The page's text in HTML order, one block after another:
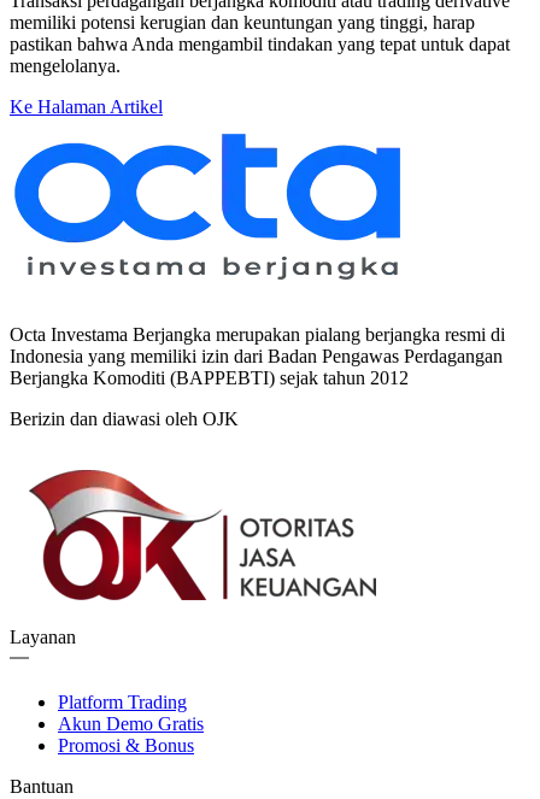
memiliki potensi kerugian dan keuntungan yang tinggi, harap
pastikan bahwa Anda mengambil tindakan yang tepat untuk dapat
mengelolanya.
Ke Halaman Artikel
Octa Investama Berjangka merupakan pialang berjangka resmi di
Indonesia yang memiliki izin dari Badan Pengawas Perdagangan
Berjangka Komoditi (BAPPEBTI) sejak tahun 2012
Berizin dan diawasi oleh OJK
Layanan
Platform Trading
Akun Demo Gratis
Promosi & Bonus
Bantuan